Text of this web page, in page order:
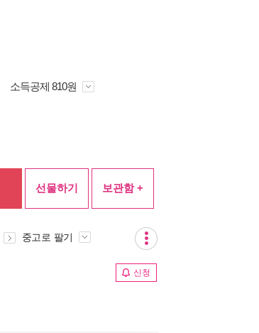
소득공제 810원
선물하기 보관함 +
중고로 팔기
신청